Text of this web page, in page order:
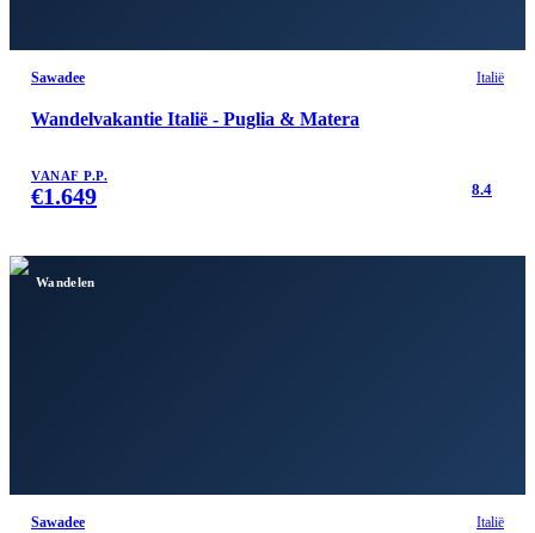
Sawadee Italië
Wandelvakantie Italië - Puglia & Matera
VANAF P.P.
€1.649 8.4
Wandelen
Sawadee Italië